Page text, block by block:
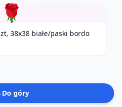
🌹
Serwetki Tendance, 50szt, 38x38 białe/paski bordo
Do góry